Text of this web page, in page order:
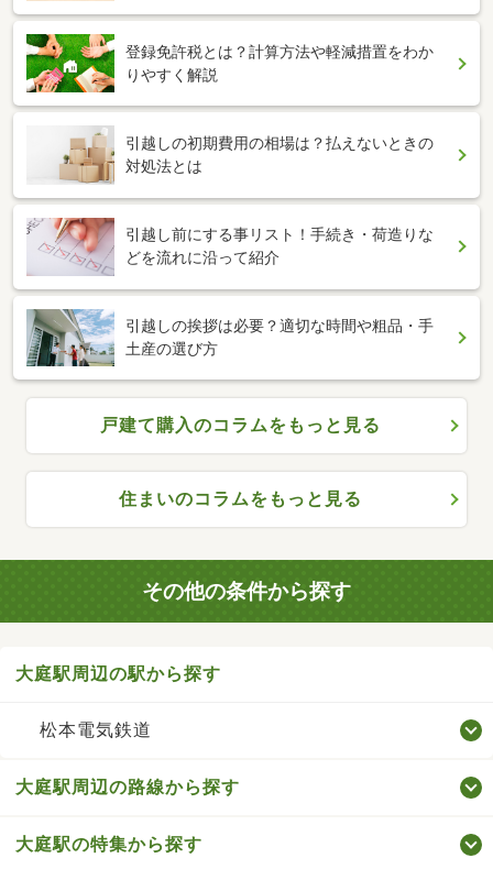
登録免許税とは？計算方法や軽減措置をわか
りやすく解説
引越しの初期費用の相場は？払えないときの
対処法とは
引越し前にする事リスト！手続き・荷造りな
どを流れに沿って紹介
引越しの挨拶は必要？適切な時間や粗品・手
土産の選び方
戸建て購入のコラムをもっと見る
住まいのコラムをもっと見る
その他の条件から探す
大庭駅周辺の駅から探す
松本電気鉄道
大庭駅周辺の路線から探す
大庭駅の特集から探す